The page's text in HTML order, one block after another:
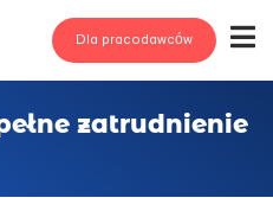
Dla pracodawców
zatrudnienie